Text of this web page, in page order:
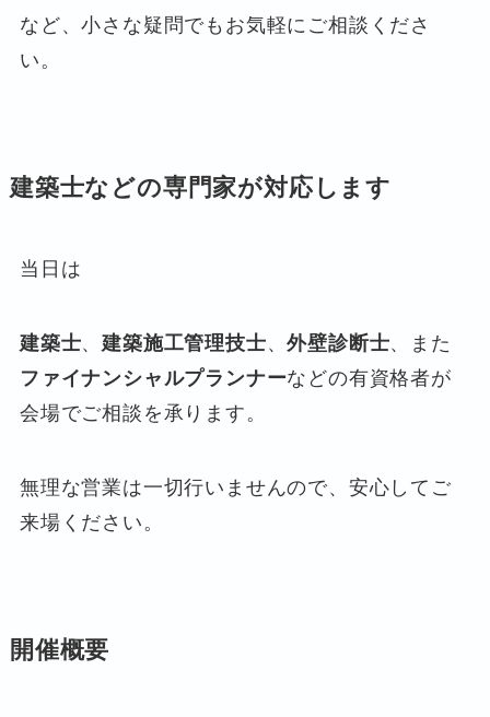
など、小さな疑問でもお気軽にご相談くださ
い。
建築士などの専門家が対応します
当日は
建築士、建築施工管理技士、外壁診断士、また
ファイナンシャルプランナーなどの有資格者が
会場でご相談を承ります。
無理な営業は一切行いませんので、安心してご
来場ください。
開催概要